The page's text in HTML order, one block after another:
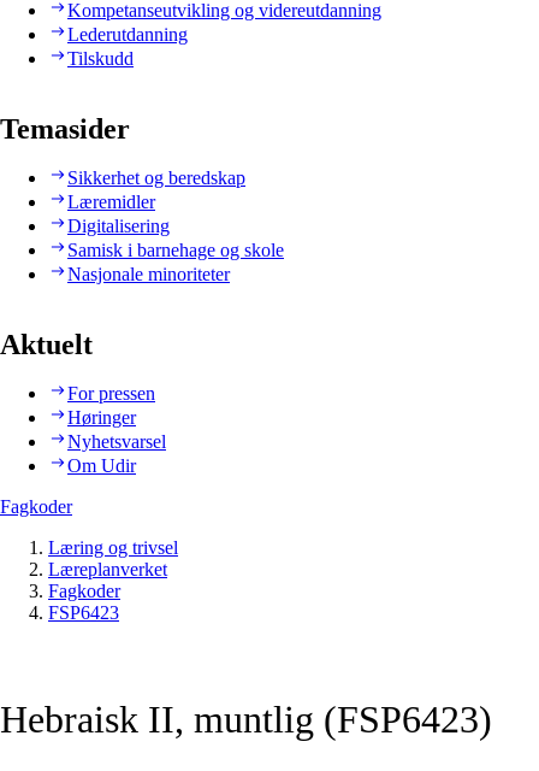
Kompetanseutvikling og videreutdanning
Lederutdanning
Tilskudd
Temasider
Sikkerhet og beredskap
Læremidler
Digitalisering
Samisk i barnehage og skole
Nasjonale minoriteter
Aktuelt
For pressen
Høringer
Nyhetsvarsel
Om Udir
Fagkoder
Læring og trivsel
Læreplanverket
Fagkoder
FSP6423
Hebraisk II, muntlig (FSP6423)